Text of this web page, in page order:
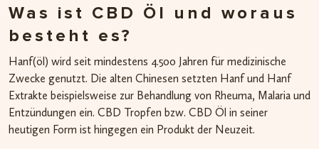
Was ist CBD Öl und woraus
besteht es?
Hanf(öl) wird seit mindestens 4.500 Jahren für medizinische
Zwecke genutzt. Die alten Chinesen setzten Hanf und Hanf
Extrakte beispielsweise zur Behandlung von Rheuma, Malaria und
Entzündungen ein. CBD Tropfen bzw. CBD Öl in seiner
heutigen Form ist hingegen ein Produkt der Neuzeit.